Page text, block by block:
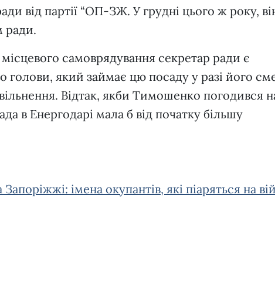
від партії “ОП-ЗЖ. У грудні цього ж року,
ради.
самоврядування секретар ради є
голови, який займає цю посаду у разі його
Відтак, якби Тимошенко погодився
в Енергодарі мала б від початку більшу
Запоріжжі: імена окупантів, які піаряться на